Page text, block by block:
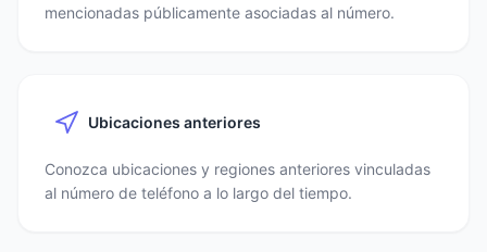
mencionadas públicamente asociadas al número.
Ubicaciones anteriores
Conozca ubicaciones y regiones anteriores vinculadas
al número de teléfono a lo largo del tiempo.